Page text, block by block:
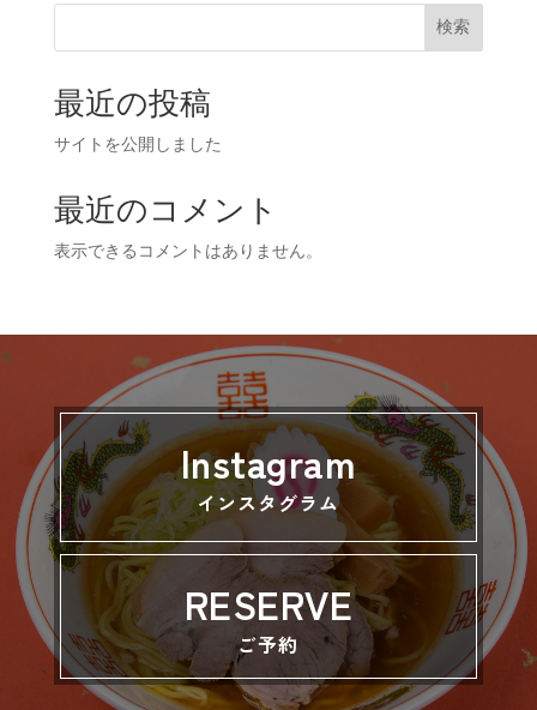
検索
最近の投稿
サイトを公開しました
最近のコメント
表示できるコメントはありません。
Instagram
インスタグラム
RESERVE
ご予約